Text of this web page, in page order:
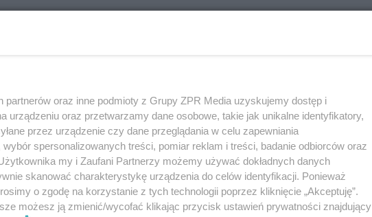
Remix/
partnerów oraz inne podmioty z Grupy ZPR Media uzyskujemy dostęp i
urządzeniu oraz przetwarzamy dane osobowe, takie jak unikalne identyfikatory,
przez urządzenie czy dane przeglądania w celu zapewniania
spersonalizowanych treści, pomiar reklam i treści, badanie odbiorców oraz
my i Zaufani Partnerzy możemy używać dokładnych danych
skanować charakterystykę urządzenia do celów identyfikacji. Ponieważ
o zgodę na korzystanie z tych technologii poprzez kliknięcie „Akceptuję”.
możesz ją zmienić/wycofać klikając przycisk ustawień prywatności znajdujący